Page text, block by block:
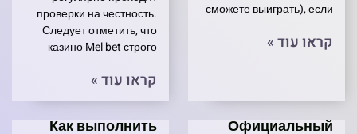
сможете выиграть), если
קראו עוד »
проверки на честность.
Следует отметить, что
казино Mel bet строго
קראו עוד »
Официальный
Как выполнить